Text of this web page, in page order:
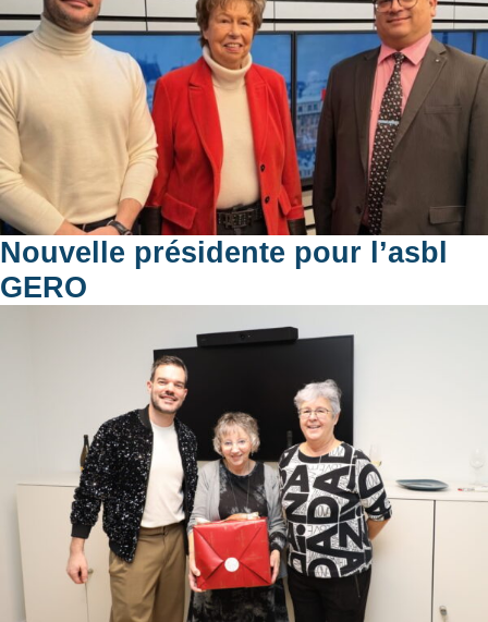
Nouvelle présidente pour l’asbl
GERO